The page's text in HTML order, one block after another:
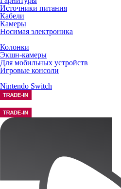
Источники питания
Кабели
Камеры
Носимая электроника
Колонки
Экшн-камеры
Для мобильных устройств
Игровые консоли
Nintendo Switch